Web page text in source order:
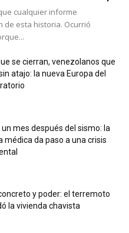
cualquier informe
de esta historia. Ocurrió
se cierran, venezolanos que
atajo: la nueva Europa del
mes después del sismo: la
médica da paso a una crisis
y poder: el terremoto
la vivienda chavista